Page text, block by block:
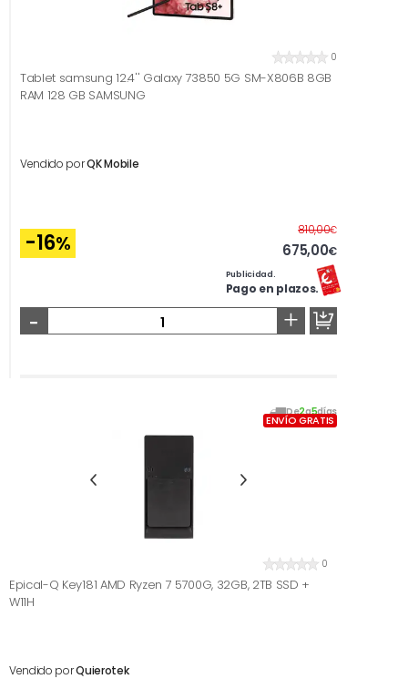
0
Tablet samsung 12.4'' Galaxy 73850 5G SM-X806B 8GB
RAM 128 GB SAMSUNG
Vendido porQK Mobile
-16%
810,00€Antes
675,00€
Publicidad.
Pago en plazos.
- +
De2a5días
ENVÍO GRATIS
0
Epical-Q Key181 AMD Ryzen 7 5700G, 32GB, 2TB SSD +
W11H
Vendido porQuierotek